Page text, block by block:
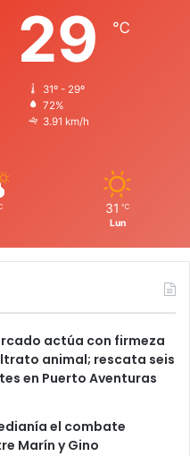
29 ℃
31º - 29º
72%
3.91 km/h
31 ℃
Lun
actúa con firmeza
animal; rescata seis
en Puerto Aventuras
el combate
Marín y Gino